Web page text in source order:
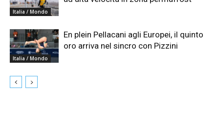
Italia / Mondo
Italia / Mondo
En plein Pellacani agli Europei, il quinto
oro arriva nel sincro con Pizzini